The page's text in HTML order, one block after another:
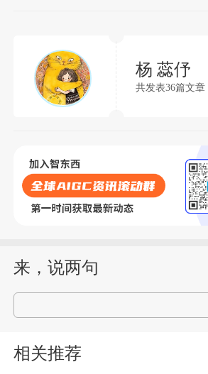
杨 蕊伃
共发表36篇文章
来，说两句
相关推荐